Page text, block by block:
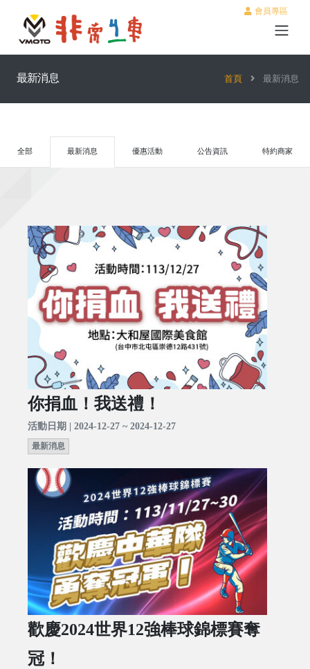
會員專區
最新消息 首頁 最新消息
全部 最新消息 優惠活動 公告資訊 特約商家
你捐血！我送禮！
活動日期 | 2024-12-27 ~ 2024-12-27
最新消息
歡慶2024世界12強棒球錦標賽奪
冠！